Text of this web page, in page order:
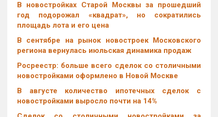
В новостройках Старой Москвы за прошедший
год подорожал «квадрат», но сократились
площадь лота и его цена
В сентябре на рынок новостроек Московского
региона вернулась июльская динамика продаж
Росреестр: больше всего сделок со столичными
новостройками оформлено в Новой Москве
В августе количество ипотечных сделок с
новостройками выросло почти на 14%